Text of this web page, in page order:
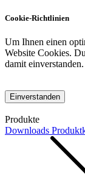
Cookie-Richtlinien
Um Ihnen einen
Website Cookies.
damit
Einverstanden
Produkte
Downloads